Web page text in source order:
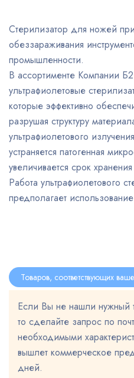
Стерилизатор для ножей
обеззараживания
промышленности.
В ассортименте Компании
ультрафиолетовые
которые эффективно
разрушая структуру
ультрафиолетового
устраняется патогенная
увеличивается срок
Работа ультрафиолетового
предполагает
Товаров, соответствующих
Если Вы не нашли нужный
то сделайте запрос по
необходимыми
вышлет коммерческое
дней.